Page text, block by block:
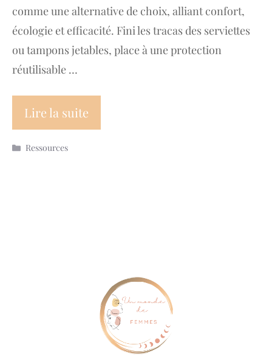
comme une alternative de choix, alliant confort,
écologie et efficacité. Fini les tracas des serviettes
ou tampons jetables, place à une protection
réutilisable …
Lire la suite
Catégories
Ressources